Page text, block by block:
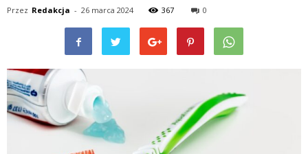
Przez Redakcja - 26 marca 2024 367 0